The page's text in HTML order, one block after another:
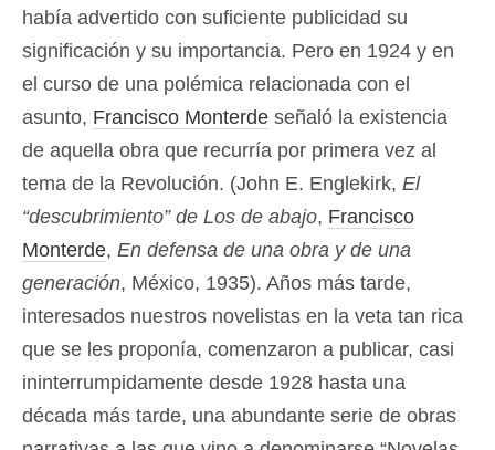
había advertido con suficiente publicidad su
significación y su importancia. Pero en 1924 y en
el curso de una polémica relacionada con el
asunto, Francisco Monterde señaló la existencia
de aquella obra que recurría por primera vez al
tema de la Revolución. (John E. Englekirk, El
“descubrimiento” de Los de abajo, Francisco
Monterde, En defensa de una obra y de una
generación, México, 1935). Años más tarde,
interesados nuestros novelistas en la veta tan rica
que se les proponía, comenzaron a publicar, casi
ininterrumpidamente desde 1928 hasta una
década más tarde, una abundante serie de obras